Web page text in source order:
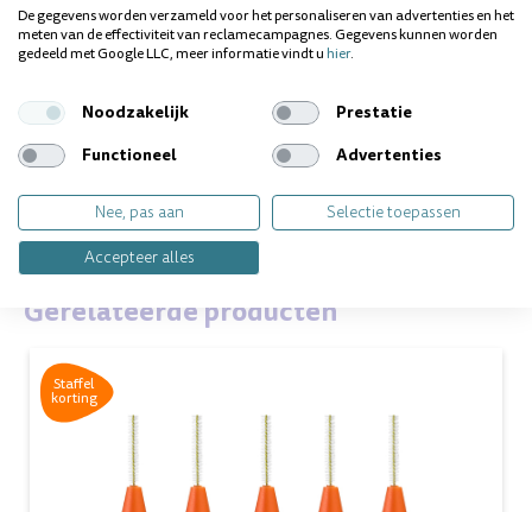
Gripzak / 4mm / groen
5 stuks
Dit product kunt u vinden in de volgende categorie:
Vragen over dit product? Wij helpen je
Gerelateerde producten
Staffel
korting
De gegevens worden verzameld voor het personaliseren van advertenties en het
meten van de effectiviteit van reclamecampagnes. Gegevens kunnen worden
gedeeld met Google LLC, meer informatie vindt uhier.
Noodzakelijk
Prestatie
Functioneel
Advertenties
Nee, pas aan
Selectie toepassen
Accepteer alles